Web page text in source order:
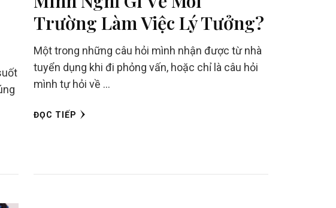
Trường Làm Việc Lý Tưởng?
Một trong những câu hỏi mình nhận được từ nhà
tuyển dụng khi đi phỏng vấn, hoặc chỉ là câu hỏi
mình tự hỏi về …
ĐỌC TIẾP